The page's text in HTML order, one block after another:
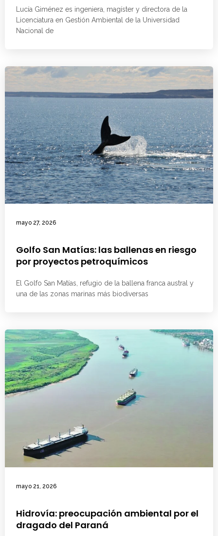
Lucía Giménez es ingeniera, magíster y directora de la
Licenciatura en Gestión Ambiental de la Universidad
Nacional de
mayo 27, 2026
Golfo San Matías: las ballenas en riesgo
por proyectos petroquímicos
El Golfo San Matías, refugio de la ballena franca austral y
una de las zonas marinas más biodiversas
mayo 21, 2026
Hidrovía: preocupación ambiental por el
dragado del Paraná